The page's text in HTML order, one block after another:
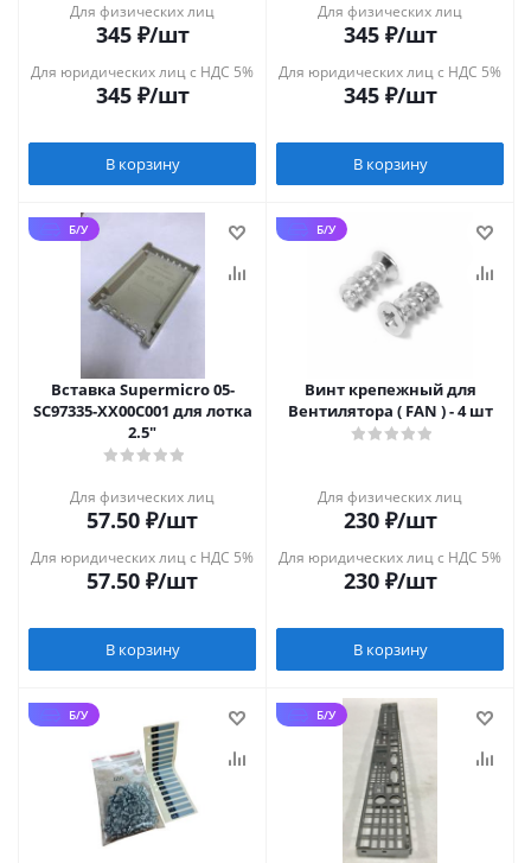
Для физических лиц
345₽/шт
Для юридических лиц с НДС 5%
345₽/шт
В корзину
Для физических лиц
345₽/шт
Для юридических лиц с НДС 5%
345₽/шт
В корзину
Б/У
Вставка Supermicro 05-
SC97335-XX00C001 для лотка
2.5"
Для физических лиц
57.50 ₽/шт
Для юридических лиц с НДС 5%
57.50 ₽/шт
В корзину
Б/У
Винт крепежный для
Вентилятора ( FAN ) - 4 шт
Для физических лиц
230₽/шт
Для юридических лиц с НДС 5%
230₽/шт
В корзину
Б/У Б/У